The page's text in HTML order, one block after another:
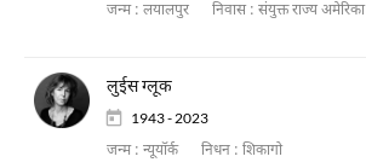
जन्म : लयालपुर निवास : संयुक्त राज्य अमेरिका
लुईस ग्लूक
1943 - 2023
जन्म : न्यूयॉर्क निधन : शिकागो